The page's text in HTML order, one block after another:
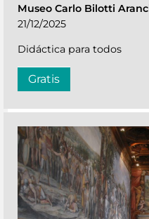
Museo Carlo Bilotti
21/12/2025
Didáctica para todos
Gratis